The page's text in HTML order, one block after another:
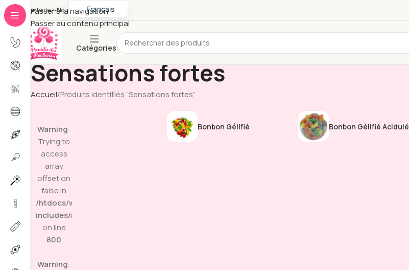
Passer à la navigation
Passer au contenu principal
Contactez-Nous
Catégories
Sensations fortes
Accueil Produits identifiés “Sensations fortes”
Warning:
Trying to
access
array
offset on
false in
/htdocs/wp-
includes/media.php
on line
800
Warning:
Bonbon Gélifié Bonbon Gélifié Acidulé
Français
English